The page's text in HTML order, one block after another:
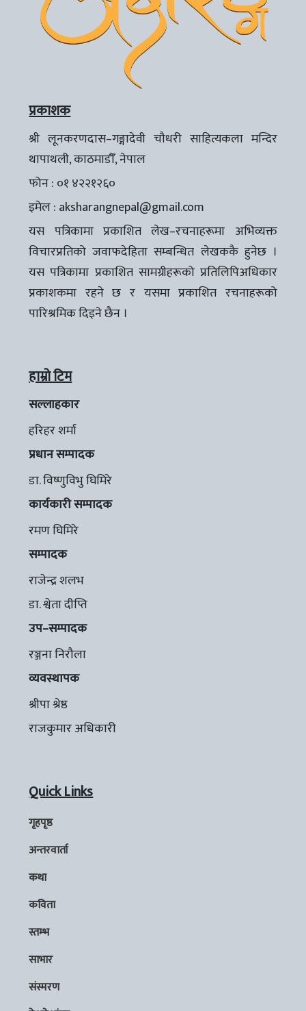
प्रकाशक
श्री लूनकरणदास–गङ्गादेवी चौधरी साहित्यकला मन्दिर
थापाथली, काठमाडौँ, नेपाल
फोन : ०१ ४२२१२६०
इमेल : aksharangnepal@gmail.com
यस पत्रिकामा प्रकाशित लेख–रचनाहरूमा अभिव्यक्त
विचारप्रतिको जवाफदेहिता सम्बन्धित लेखककै हुनेछ ।
यस पत्रिकामा प्रकाशित सामग्रीहरूको प्रतिलिपिअधिकार
प्रकाशकमा रहने छ र यसमा प्रकाशित रचनाहरूको
पारिश्रमिक दिइने छैन ।
हाम्रो टिम
सल्लाहकार
हरिहर शर्मा
प्रधान सम्पादक
डा. विष्णुविभु घिमिरे
कार्यकारी सम्पादक
रमण घिमिरे
सम्पादक
राजेन्द्र शलभ
डा. श्वेता दीप्ति
उप–सम्पादक
रञ्जना निरौला
व्यवस्थापक
श्रीपा श्रेष्ठ
राजकुमार अधिकारी
Quick Links
गृहपृष्ठ
अन्तरवार्ता
कथा
कविता
स्तम्भ
साभार
संस्मरण